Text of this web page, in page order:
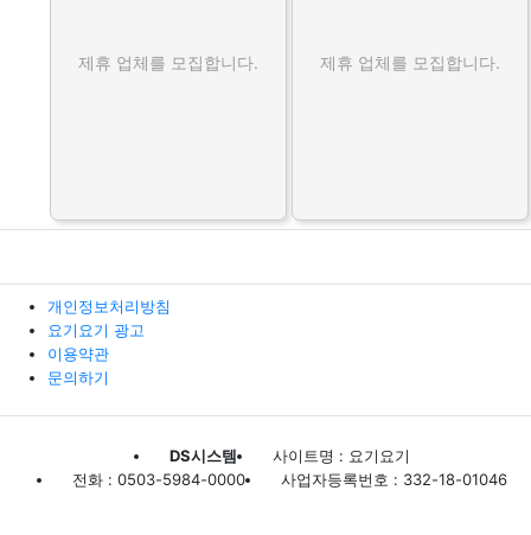
제휴 업체를 모집합니다. 제휴 업체를 모집합니다.
개인정보처리방침
요기요기 광고
이용약관
문의하기
DS시스템
사이트명 : 요기요기
전화 : 0503-5984-0000
사업자등록번호 : 332-18-01046